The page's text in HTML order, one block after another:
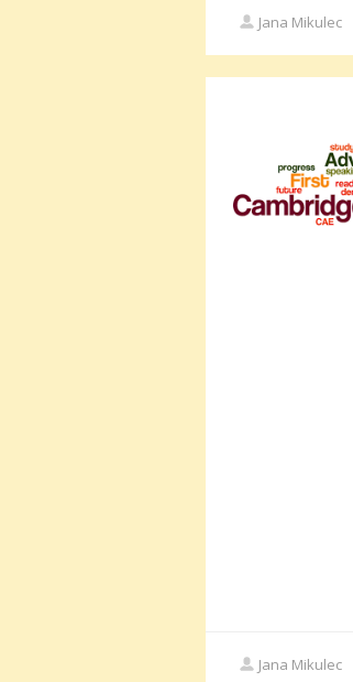
Jana Mikulec
Jana Mikulec